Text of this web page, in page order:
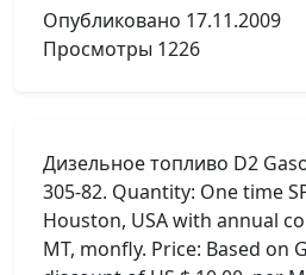
Опубликовано 17.11.2009
Просмотры 1226
Дизельное топливо D2
305-82. Quantity: One time
Houston, USA with annual
MT, monfly. Price: Based on